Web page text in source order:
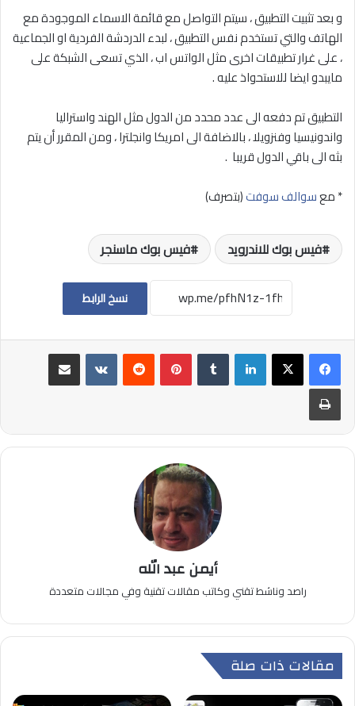
و بعد تثبيت التطبيق ، سيتم التواصل مع قائمة الاسماء الموجودة مع
الهاتف والتي تستخدم نفس التطبيق ، لبدء الدردشة الفردية او الجماعية
، على غرار تطبيقات اخرى مثل الواتس اب ، الذي تسعى الشبكة على
مايبدو ايضا للاستحواذ عليه .
التطبيق تم دفعه الى عدد محدد من الدول مثل الهند واستراليا
واندونيسيا وفنزويلا ، بالاضافة الى امريكا وانجلترا ، ومن المقرر أن يتم
بثه الى باقي الدول قريبا .
* معسوالف سوفت(بتصرف)
فيس بوك للاندرويد فيس بوك ماسنجر
نسخ الرابط
لينكدإن بينتيريست
مشاركة عبر البريد
طباعة
أيمن عبد الله
راصد وناشط تقني وكاتب مقالات تقنية وفي مجالات متعددة
مقالات ذات صلة